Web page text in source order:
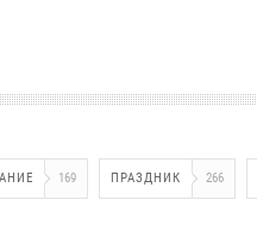
169 ПРАЗДНИК 266